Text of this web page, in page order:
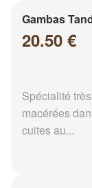
Gambas
20.50 €
Spécialité
macérées
cuites au...